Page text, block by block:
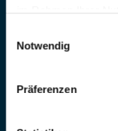
Notwendig
Präferenzen